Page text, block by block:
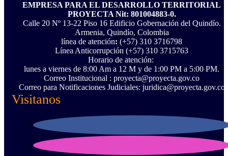
EMPRESA PARA EL DESARROLLO TERRITORIAL
PROYECTA Nit: 801004883-0.
Calle 20 Nº 13-22 Piso 16 Edificio Gobernación del Quindío.
Armenia, Quindío, Colombia
línea de atención: (+57) 310 3716798
Línea Anticorrupción ‪(+57) 310 3715763‬
Horario de atención:
lunes a viernes de 8:00 Am a 12 M y de 1:00 PM a 5:00 PM.
Correo Institucional : proyecta@proyecta.gov.co
Correo para Notificaciones Judiciales: juridica@proyecta.gov.co
Visitanos